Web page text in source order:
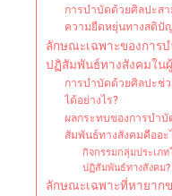
การบำบัดด้วยศิลปะส
ความยืดหยุ่นทางสติปั
ลักษณะเฉพาะของการ
ปฏิสัมพันธ์ทางสังคมใน
การบำบัดด้วยศิลปะช่ว
ได้อย่างไร?
ผลกระทบของการบำ
สัมพันธ์ทางสังคมคืออะ
กิจกรรมกลุ่มประเภ
ปฏิสัมพันธ์ทางสังคม?
ลักษณะเฉพาะที่หายาก